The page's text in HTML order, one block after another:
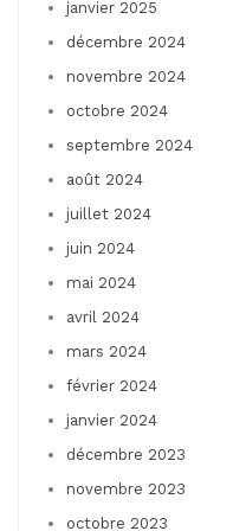
janvier 2025
décembre 2024
novembre 2024
octobre 2024
septembre 2024
août 2024
juillet 2024
juin 2024
mai 2024
avril 2024
mars 2024
février 2024
janvier 2024
décembre 2023
novembre 2023
octobre 2023